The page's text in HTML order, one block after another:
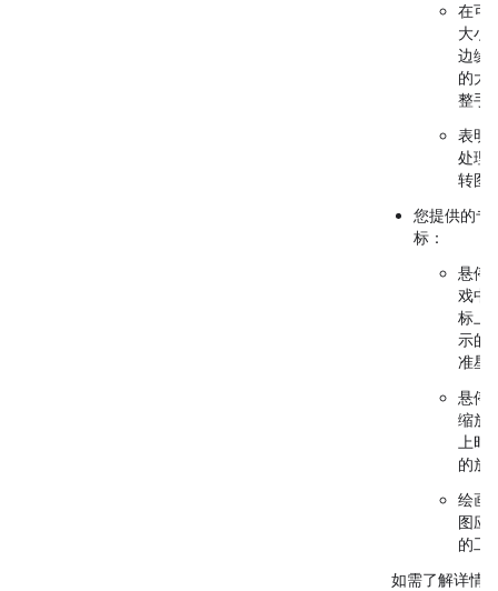
在可
大小
边缘
的大
整手
表明
处理
转图
您提供的专
标：
悬停
戏中
标上
示的
准星
悬停
缩放
上时
的放
绘画
图应
的工
如需了解详情